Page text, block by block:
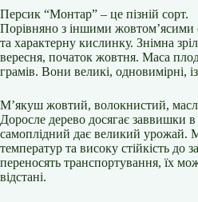
Персик “Монтар” – це пізній сорт.
Порівняно з іншими
та характерну кислинку. Знімна
вересня, початок жовтня. Маса
грамів. Вони великі, одновимірні,
М’якуш жовтий, волокнистий,
Доросле дерево досягає заввишки
самоплідний дає великий урожай.
температур та високу стійкість до
переносять транспортування, їх
відстані.